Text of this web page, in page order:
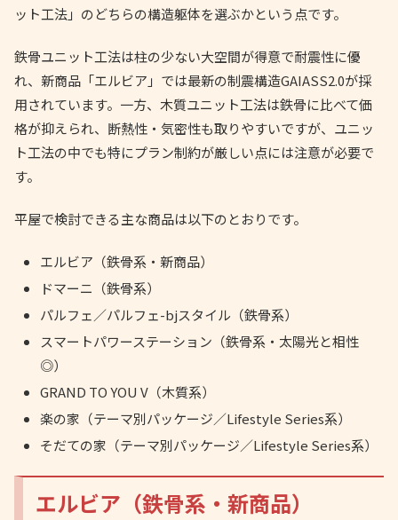
ット工法」のどちらの構造躯体を選ぶかという点です。
鉄骨ユニット工法は柱の少ない大空間が得意で耐震性に優
れ、新商品「エルビア」では最新の制震構造GAIASS2.0が採
用されています。一方、木質ユニット工法は鉄骨に比べて価
格が抑えられ、断熱性・気密性も取りやすいですが、ユニッ
ト工法の中でも特にプラン制約が厳しい点には注意が必要で
す。
平屋で検討できる主な商品は以下のとおりです。
エルビア（鉄骨系・新商品）
ドマーニ（鉄骨系）
パルフェ／パルフェ-bjスタイル（鉄骨系）
スマートパワーステーション（鉄骨系・太陽光と相性
◎）
GRAND TO YOU V（木質系）
楽の家（テーマ別パッケージ／Lifestyle Series系）
そだての家（テーマ別パッケージ／Lifestyle Series系）
エルビア（鉄骨系・新商品）